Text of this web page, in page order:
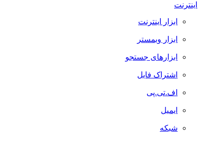
اینترنت
ابزار اینترنت
ابزار وبمستر
ابزارهای جستجو
اشتراک فایل
اف.تی.پی
ایمیل
شبکه